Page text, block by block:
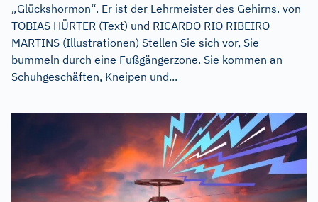
„Glückshormon“. Er ist der Lehrmeister des Gehirns. von
TOBIAS HÜRTER (Text) und RICARDO RIO RIBEIRO
MARTINS (Illustrationen) Stellen Sie sich vor, Sie
bummeln durch eine Fußgängerzone. Sie kommen an
Schuhgeschäften, Kneipen und...